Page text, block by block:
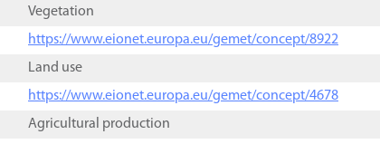
Vegetation
https://www.eionet.europa.eu/gemet/concept/8922
Land use
https://www.eionet.europa.eu/gemet/concept/4678
Agricultural production